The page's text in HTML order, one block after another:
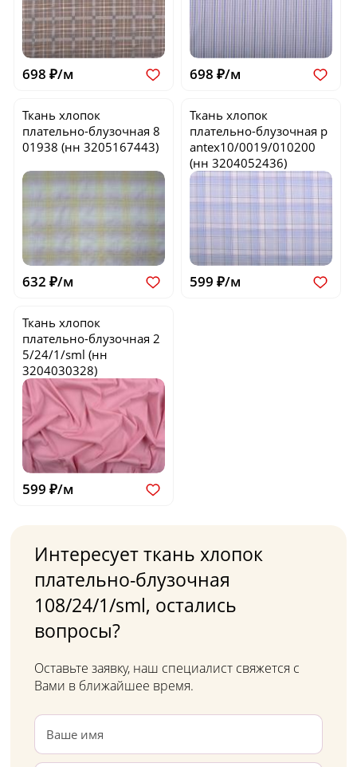
698 ₽/м 698 ₽/м
Ткань хлопок
плательно-блузочная8
01938 (нн 3205167443)
632 ₽/м
Ткань хлопок
плательно-блузочная p
antex10/0019/010200
(нн 3204052436)
599 ₽/м
Ткань хлопок
плательно-блузочная2
5/24/1/sml (нн
3204030328)
599 ₽/м
Интересует ткань хлопок
плательно-блузочная
108/24/1/sml, остались
вопросы?
Оставьте заявку, наш специалист свяжется с
Вами в ближайшее время.